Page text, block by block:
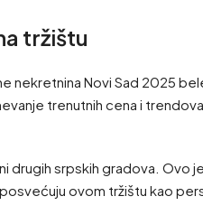
tržištu
nekretnina Novi Sad 2025
trenutnih cena i
srpskih gradova. Ovo
ovom tržištu kao